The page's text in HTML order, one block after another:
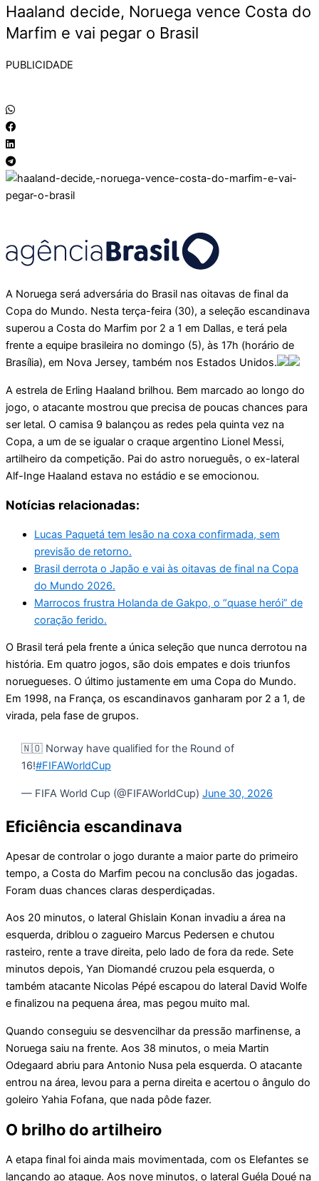
Haaland decide, Noruega vence Costa do
Marfim e vai pegar o Brasil
PUBLICIDADE
A Noruega será adversária do Brasil nas oitavas de final da
Copa do Mundo. Nesta terça-feira (30), a seleção escandinava
superou a Costa do Marfim por 2 a 1 em Dallas, e terá pela
frente a equipe brasileira no domingo (5), às 17h (horário de
Brasília), em Nova Jersey, também nos Estados Unidos.
A estrela de Erling Haaland brilhou. Bem marcado ao longo do
jogo, o atacante mostrou que precisa de poucas chances para
ser letal. O camisa 9 balançou as redes pela quinta vez na
Copa, a um de se igualar o craque argentino Lionel Messi,
artilheiro da competição. Pai do astro norueguês, o ex-lateral
Alf-Inge Haaland estava no estádio e se emocionou.
Notícias relacionadas:
Lucas Paquetá tem lesão na coxa confirmada, sem
previsão de retorno.
Brasil derrota o Japão e vai às oitavas de final na Copa
do Mundo 2026.
Marrocos frustra Holanda de Gakpo, o “quase herói” de
coração ferido.
O Brasil terá pela frente a única seleção que nunca derrotou na
história. Em quatro jogos, são dois empates e dois triunfos
noruegueses. O último justamente em uma Copa do Mundo.
Em 1998, na França, os escandinavos ganharam por 2 a 1, de
virada, pela fase de grupos.
🇳🇴 Norway have qualified for the Round of
16!#FIFAWorldCup
— FIFA World Cup (@FIFAWorldCup) June 30, 2026
Eficiência escandinava
Apesar de controlar o jogo durante a maior parte do primeiro
tempo, a Costa do Marfim pecou na conclusão das jogadas.
Foram duas chances claras desperdiçadas.
Aos 20 minutos, o lateral Ghislain Konan invadiu a área na
esquerda, driblou o zagueiro Marcus Pedersen e chutou
rasteiro, rente a trave direita, pelo lado de fora da rede. Sete
minutos depois, Yan Diomandé cruzou pela esquerda, o
também atacante Nicolas Pépé escapou do lateral David Wolfe
e finalizou na pequena área, mas pegou muito mal.
Quando conseguiu se desvencilhar da pressão marfinense, a
Noruega saiu na frente. Aos 38 minutos, o meia Martin
Odegaard abriu para Antonio Nusa pela esquerda. O atacante
entrou na área, levou para a perna direita e acertou o ângulo do
goleiro Yahia Fofana, que nada pôde fazer.
O brilho do artilheiro
A etapa final foi ainda mais movimentada, com os Elefantes se
lançando ao ataque. Aos nove minutos, o lateral Guéla Doué na